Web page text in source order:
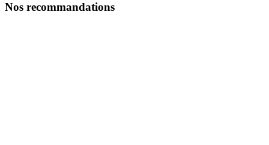
Nos recommandations